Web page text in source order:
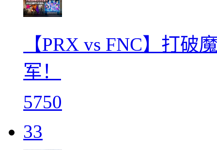
【PRX vs FNC】打破
军！
5750
33